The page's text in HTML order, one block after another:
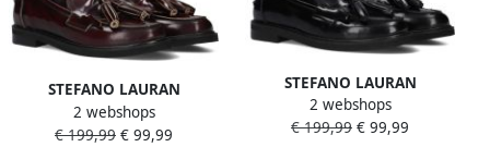
STEFANO LAURAN
Enkellaarsjes Dames 12219
Maat: 37 5 Materiaal: Leer
2 webshops
€ 199,99 € 99,99
STEFANO LAURAN
Enkellaarsjes Dames 12219
Maat: 38 Materiaal: Lakleer
2 webshops
€ 199,99 € 99,99